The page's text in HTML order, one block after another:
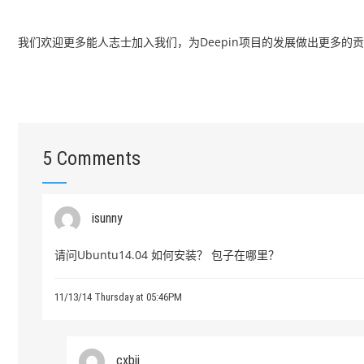
我们欢迎更多能人志士加入我们，为Deepin项目的发展做出更多的
5 Comments
isunny
请问Ubuntu14.04 如何安装？ 包子在哪里？
11/13/14 Thursday at 05:46PM
cxbii